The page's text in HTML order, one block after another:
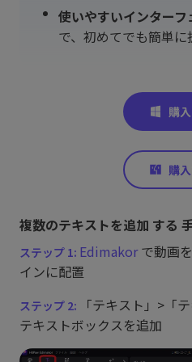
使いやすいインターフ
で、初めてでも簡単に
複数のテキストを追加 する
Edimakorで動画
インに配置
「テキスト」>「
テキストボックスを追加